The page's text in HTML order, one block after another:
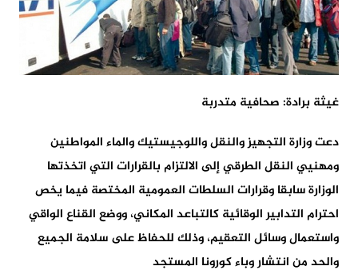
غيثة برادة: صحافية متدربة
دعت وزارة التجهيز والنقل واللوجيستيك والماء المواطنين
ومهنيي النقل الطرقي إلى الالتزام بالقرارات التي اتخذتها
الوزارة سابقا وقرارات السلطات العمومية المختصة فيما يخص
احترام التدابير الوقائية كالتباعد المكاني، ووضع القناع الواقي
واستعمال وسائل التعقيم، وذلك للحفاظ على سلامة الجميع
والحد من انتشار وباء كورونا المستجد